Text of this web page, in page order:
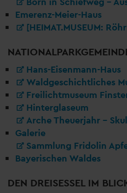
Emerenz-Meier-Haus
[HEIMAT.MUSEUM:
Hans-Eisenmann-Haus
Waldgeschichtliches
Freilichtmuseum
Hinterglaseum
Arche Theuerjahr -
Galerie
Sammlung Fridolin
Bayerischen Waldes
DEN DREISESSEL IM